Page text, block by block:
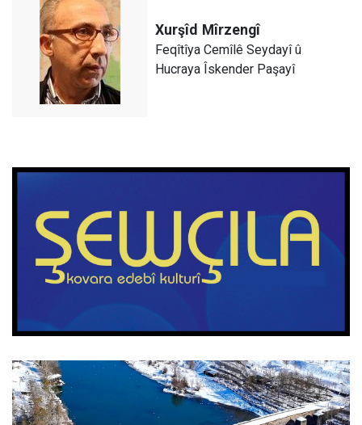
Xurşîd Mîrzengî
Feqîtîya Cemîlê Seydayî û
Hucraya Îskender Paşayî